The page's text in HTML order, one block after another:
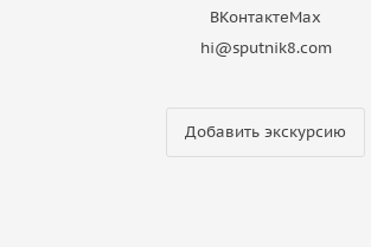
ВКонтактеMax
hi@sputnik8.com
Добавить экскурсию